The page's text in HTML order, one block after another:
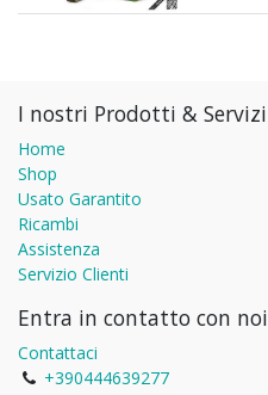
I nostri Prodotti & Servizi
Home
Shop
Usato Garantito
Ricambi
Assistenza
Servizio Clienti
Entra in contatto con noi
Contattaci
+390444639277